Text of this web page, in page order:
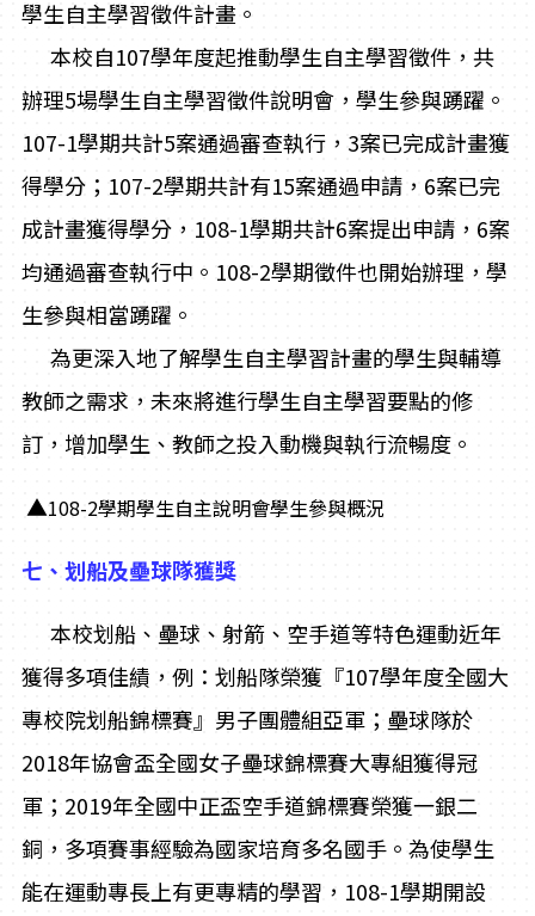
學生自主學習徵件計畫。
本校自107學年度起推動學生自主學習徵件，共
辦理5場學生自主學習徵件說明會，學生參與踴躍。
107-1學期共計5案通過審查執行，3案已完成計畫獲
得學分；107-2學期共計有15案通過申請，6案已完
成計畫獲得學分，108-1學期共計6案提出申請，6案
均通過審查執行中。108-2學期徵件也開始辦理，學
生參與相當踴躍。
為更深入地了解學生自主學習計畫的學生與輔導
教師之需求，未來將進行學生自主學習要點的修
訂，增加學生、教師之投入動機與執行流暢度。
▲108-2學期學生自主說明會學生參與概況
七、划船及壘球隊獲獎
本校划船、壘球、射箭、空手道等特色運動近年
獲得多項佳績，例：划船隊榮獲『107學年度全國大
專校院划船錦標賽』男子團體組亞軍；壘球隊於
2018年協會盃全國女子壘球錦標賽大專組獲得冠
軍；2019年全國中正盃空手道錦標賽榮獲一銀二
銅，多項賽事經驗為國家培育多名國手。為使學生
能在運動專長上有更專精的學習，108-1學期開設